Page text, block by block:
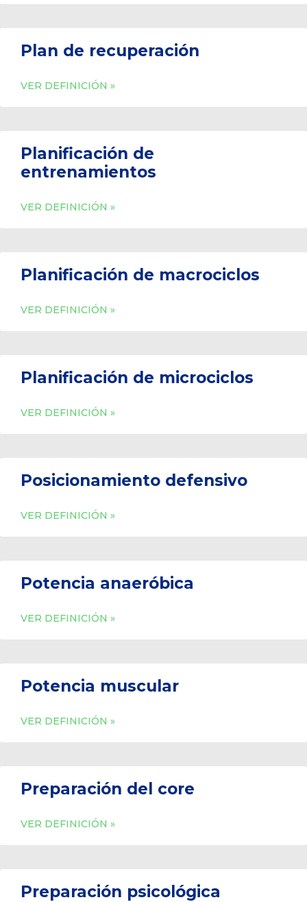
Plan de recuperación
VER DEFINICIÓN »
Planificación de
entrenamientos
VER DEFINICIÓN »
Planificación de macrociclos
VER DEFINICIÓN »
Planificación de microciclos
VER DEFINICIÓN »
Posicionamiento defensivo
VER DEFINICIÓN »
Potencia anaeróbica
VER DEFINICIÓN »
Potencia muscular
VER DEFINICIÓN »
Preparación del core
VER DEFINICIÓN »
Preparación psicológica